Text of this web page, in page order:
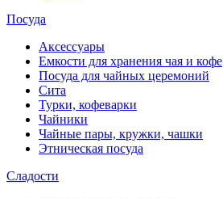
Посуда
Аксессуары
Емкости для хранения чая и кофе
Посуда для чайных церемоний
Сита
Турки, кофеварки
Чайники
Чайные пары, кружки, чашки
Этническая посуда
Сладости